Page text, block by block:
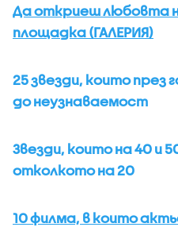
Да откриеш любовта
площадка (ГАЛЕРИЯ)
25 звезди, които през
до неузнаваемост
Звезди, които на 40 и
отколкото на 20
10 филма, в които